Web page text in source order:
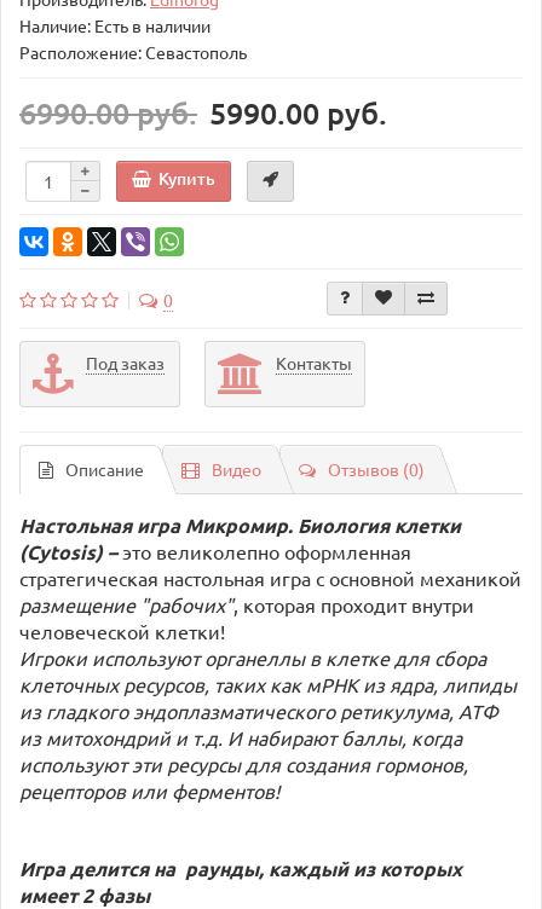
Наличие: Есть в наличии
Расположение: Севастополь
6990.00 руб. 5990.00 руб.
Купить
0
Под заказ Контакты
Описание Видео Отзывов (0)
Настольная играМикромир. Биология клетки
(Cytosis)–это великолепно оформленная
стратегическая настольная игра с основной механикой
размещение "рабочих", которая проходит внутри
человеческой клетки!
Игроки используют органеллы в клетке для сбора
клеточных ресурсов, таких как мРНК из ядра, липиды
из гладкого эндоплазматического ретикулума, АТФ
из митохондрий и т.д. И набирают баллы, когда
используют эти ресурсы для создания гормонов,
рецепторов или ферментов!
Игра делится на раунды, каждый из которых
имеет 2 фазы